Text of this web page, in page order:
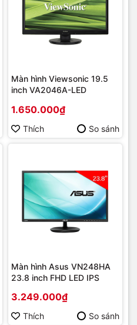
Màn hình Viewsonic 19.5
inch VA2046A-LED
1.650.000₫
Thích So sánh
Màn hình Asus VN248HA
23.8 inch FHD LED IPS
3.249.000₫
Thích So sánh